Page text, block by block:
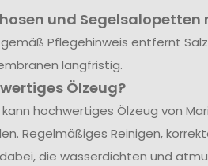
und Segelsalopetten
Pflegehinweis entfernt
langfristig.
Ölzeug?
hochwertiges Ölzeug von
Regelmäßiges Reinigen,
die wasserdichten und